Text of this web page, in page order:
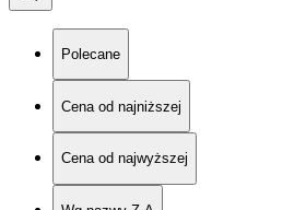
Polecane
Cena od najniższej
Cena od najwyższej